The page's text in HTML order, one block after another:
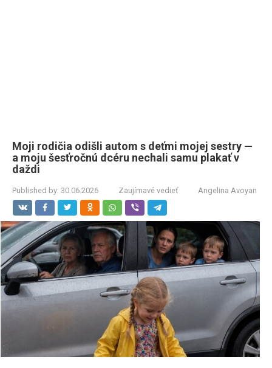
Moji rodičia odišli autom s deťmi mojej sestry —
a moju šesťročnú dcéru nechali samu plakať v
daždi
Published by: 30.06.2026 Zaujímavé vedieť Angelina Avoyan